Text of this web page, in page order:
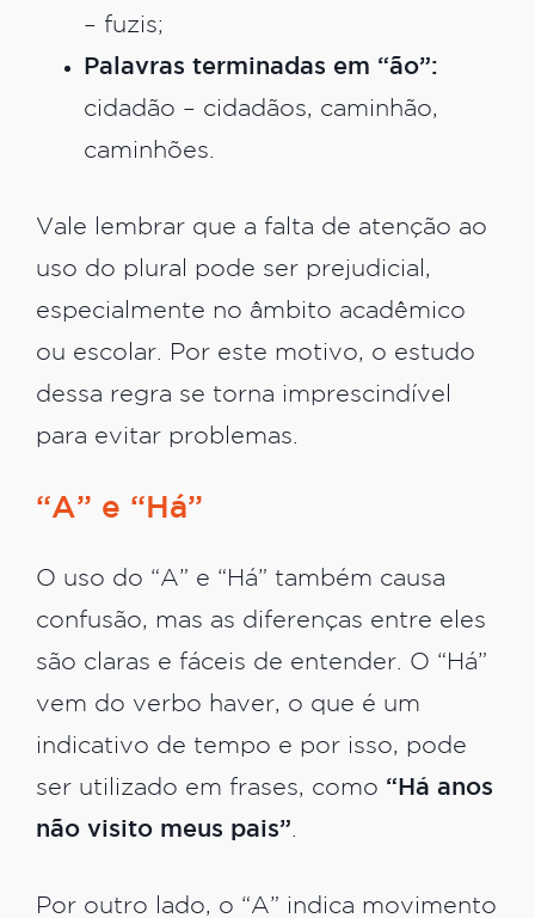
– fuzis;
Palavras terminadas em “ão”:
cidadão – cidadãos, caminhão,
caminhões.
Vale lembrar que a falta de atenção ao
uso do plural pode ser prejudicial,
especialmente no âmbito acadêmico
ou escolar. Por este motivo, o estudo
dessa regra se torna imprescindível
para evitar problemas.
“A” e “Há”
O uso do “A” e “Há” também causa
confusão, mas as diferenças entre eles
são claras e fáceis de entender. O “Há”
vem do verbo haver, o que é um
indicativo de tempo e por isso, pode
ser utilizado em frases, como “Há anos
não visito meus pais”
Por outro lado, o “A” indica movimento